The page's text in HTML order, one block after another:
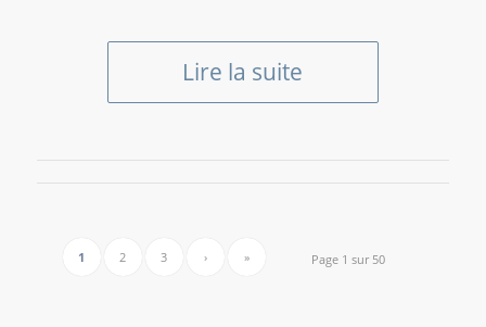
Lire la suite
Page 1 sur 50
1 2 3 › »